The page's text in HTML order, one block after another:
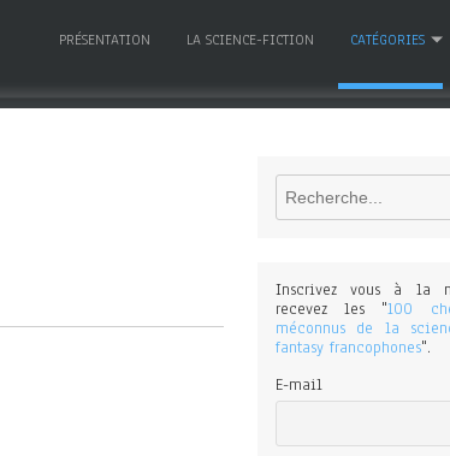
PRÉSENTATION LA SCIENCE-FICTION CATÉGORIES
Rechercher
Inscrivez vous à la
recevez les "100
méconnus de la
fantasy francophones".
E-mail